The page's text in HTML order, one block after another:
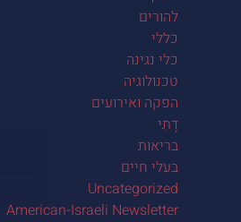
להורים
כללי
כלי נגינה
טכנולוגיה
הפקה ואירועים
דָתִי
בריאות
בעלי חיים
Uncategorized
American-Israeli Newsletter